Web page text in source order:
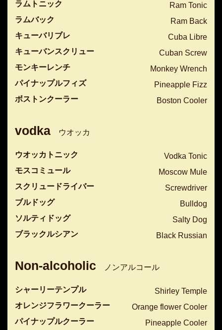
ラムトニック
Ram Tonic
ラムバック
Ram Back
キューバリブレ
Cuba Libre
キューバンスクリュー
Cuban Screw
モンキーレンチ
Monkey Wrench
パイナップルフィズ
Pineapple Fizz
ボストンクーラー
Boston Cooler
vodka ウオッカ
ウオッカトニック
Vodka Tonic
モスコミュール
Moscow Mule
スクリュードライバー
Screwdriver
ブルドッグ
Bulldog
ソルティドッグ
Salty Dog
ブラックルシアン
Black Russian
Non-alcoholic ノンアルコール
シャーリーテンプル
Shirley Temple
オレンジフラワークーラー
Orange flower Cooler
パイナップルクーラー
Pineapple Cooler